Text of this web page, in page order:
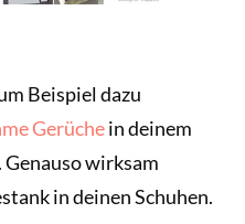
Beispiel dazu
Gerüchein deinem
wirksam
in deinen Schuhen.